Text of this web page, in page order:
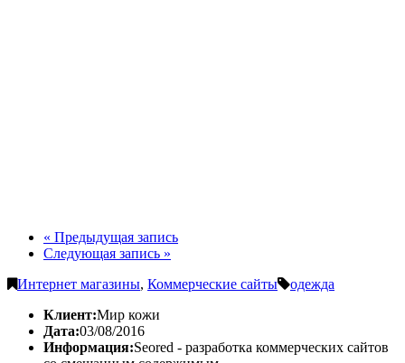
« Предыдущая запись
Следующая запись »
Интернет магазины, Коммерческие сайты
одежда
Клиент:Мир кожи
Дата:03/08/2016
Информация:Seored - разработка коммерческих сайтов